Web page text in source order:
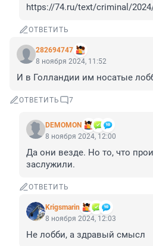
https://74.ru/text/criminal/
ОТВЕТИТЬ
282694747
8 ноября 2024, 11:52
И в Голландии им носатые
ОТВЕТИТЬ 7
DEMOMON
8 ноября 2024, 12:00
Да они везде. Но то, что
заслужили.
ОТВЕТИТЬ
Krigsmarin
8 ноября 2024, 12:03
Не лобби, а здравый смысл